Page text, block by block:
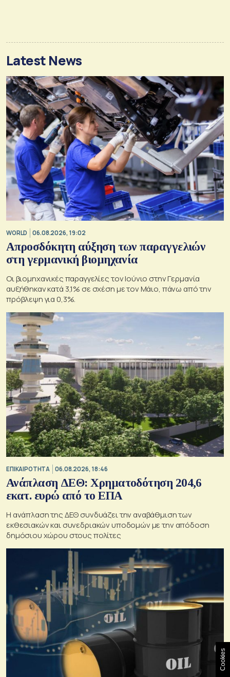
Latest News
WORLD 06.08.2026, 19:02
Απροσδόκητη αύξηση των παραγγελιών
στη γερμανική βιομηχανία
Οι βιομηχανικές παραγγελίες τον Ιούνιο στην Γερμανία
αυξήθηκαν κατά 3,1% σε σχέση με τον Μάιο, πάνω από την
πρόβλεψη για 0,3%.
ΕΠΙΚΑΙΡΟΤΗΤΑ 06.08.2026, 18:46
Ανάπλαση ΔΕΘ: Χρηματοδότηση 204,6
εκατ. ευρώ από το ΕΠΑ
Η ανάπλαση της ΔΕΘ συνδυάζει την αναβάθμιση των
εκθεσιακών και συνεδριακών υποδομών με την απόδοση
δημόσιου χώρου στους πολίτες
Cookies